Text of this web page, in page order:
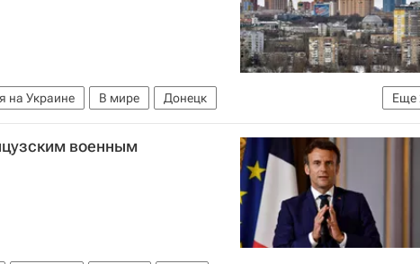
Еще
на Украине В мире
Донецк
Вооруженные силы Украины
военным